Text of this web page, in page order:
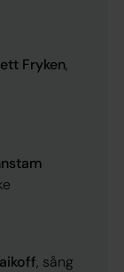
Fryken,
, sång